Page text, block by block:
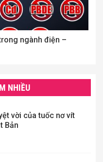
ngành điện –
NHIỀU
vời của tuốc nơ vít
Bản